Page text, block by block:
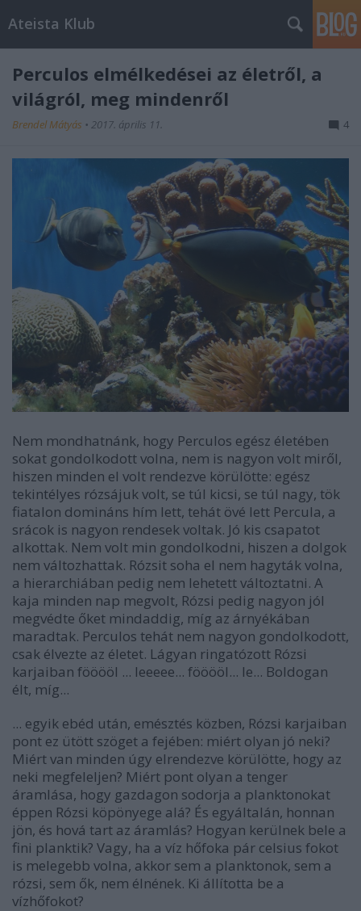
Ateista Klub
Perculos elmélkedései az életről, a
világról, meg mindenről
Brendel Mátyás • 2017. április 11. 4
Nem mondhatnánk, hogy Perculos egész életében
sokat gondolkodott volna, nem is nagyon volt miről,
hiszen minden el volt rendezve körülötte: egész
tekintélyes rózsájuk volt, se túl kicsi, se túl nagy, tök
fiatalon domináns hím lett, tehát övé lett Percula, a
srácok is nagyon rendesek voltak. Jó kis csapatot
alkottak. Nem volt min gondolkodni, hiszen a dolgok
nem változhattak. Rózsit soha el nem hagyták volna,
a hierarchiában pedig nem lehetett változtatni. A
kaja minden nap megvolt, Rózsi pedig nagyon jól
megvédte őket mindaddig, míg az árnyékában
maradtak. Perculos tehát nem nagyon gondolkodott,
csak élvezte az életet. Lágyan ringatózott Rózsi
karjaiban fööööl ... leeeee... fööööl... le... Boldogan
élt, míg...
... egyik ebéd után, emésztés közben, Rózsi karjaiban
pont ez ütött szöget a fejében: miért olyan jó neki?
Miért van minden úgy elrendezve körülötte, hogy az
neki megfeleljen? Miért pont olyan a tenger
áramlása, hogy gazdagon sodorja a planktonokat
éppen Rózsi köpönyege alá? És egyáltalán, honnan
jön, és hová tart az áramlás? Hogyan kerülnek bele a
fini planktik? Vagy, ha a víz hőfoka pár celsius fokot
is melegebb volna, akkor sem a planktonok, sem a
rózsi, sem ők, nem élnének. Ki állította be a
vízhőfokot?